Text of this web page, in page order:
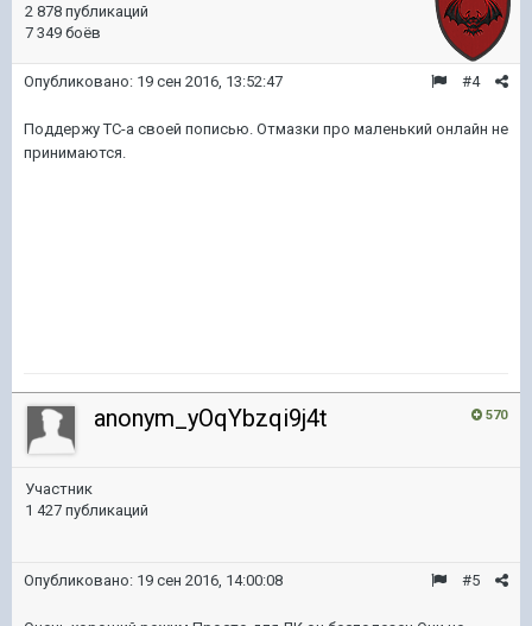
2 878 публикаций
7 349 боёв
#4
Опубликовано: 19 сен 2016, 13:52:47
Поддержу ТС-а своей пописью. Отмазки про маленький онлайн не
принимаются.
570
anonym_yOqYbzqi9j4t
Участник
1 427 публикаций
#5
Опубликовано: 19 сен 2016, 14:00:08